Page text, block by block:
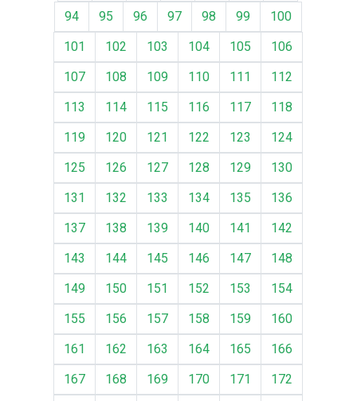
94
95 96 97 98 99
100
101
102 103 104 105
106
107
108 109 110 111
112
113
114 115 116 117
118
119
120 121 122 123
124
125
126 127 128 129
130
131
132 133 134 135
136
137
138 139 140 141
142
143
144 145 146 147
148
149
150 151 152 153
154
155
156 157 158 159
160
161
162 163 164 165
166
167
168 169 170 171
172